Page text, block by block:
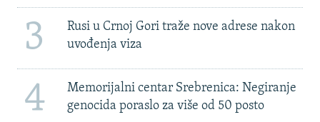
3
Rusi u Crnoj Gori traže nove adrese nakon
uvođenja viza
4
Memorijalni centar Srebrenica: Negiranje
genocida poraslo za više od 50 posto